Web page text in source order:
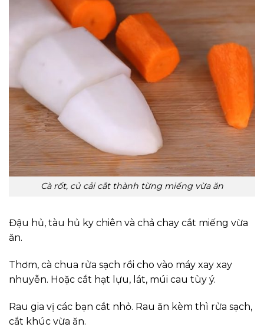
Cà rốt, củ cải cắt thành từng miếng vừa ăn
Đậu hủ, tàu hủ ky chiên và chả chay cắt miếng vừa
ăn.
Thơm, cà chua rửa sạch rồi cho vào máy xay xay
nhuyễn. Hoặc cắt hạt lựu, lát, múi cau tùy ý.
Rau gia vị các bạn cắt nhỏ. Rau ăn kèm thì rửa sạch,
cắt khúc vừa ăn.